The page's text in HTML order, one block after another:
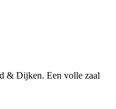
& Dijken. Een volle zaal